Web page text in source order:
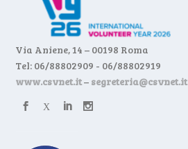
Via Aniene, 14 – 00198 Roma
Tel: 06/88802909 - 06/88802919
www.csvnet.it– segreteria@csvnet.it